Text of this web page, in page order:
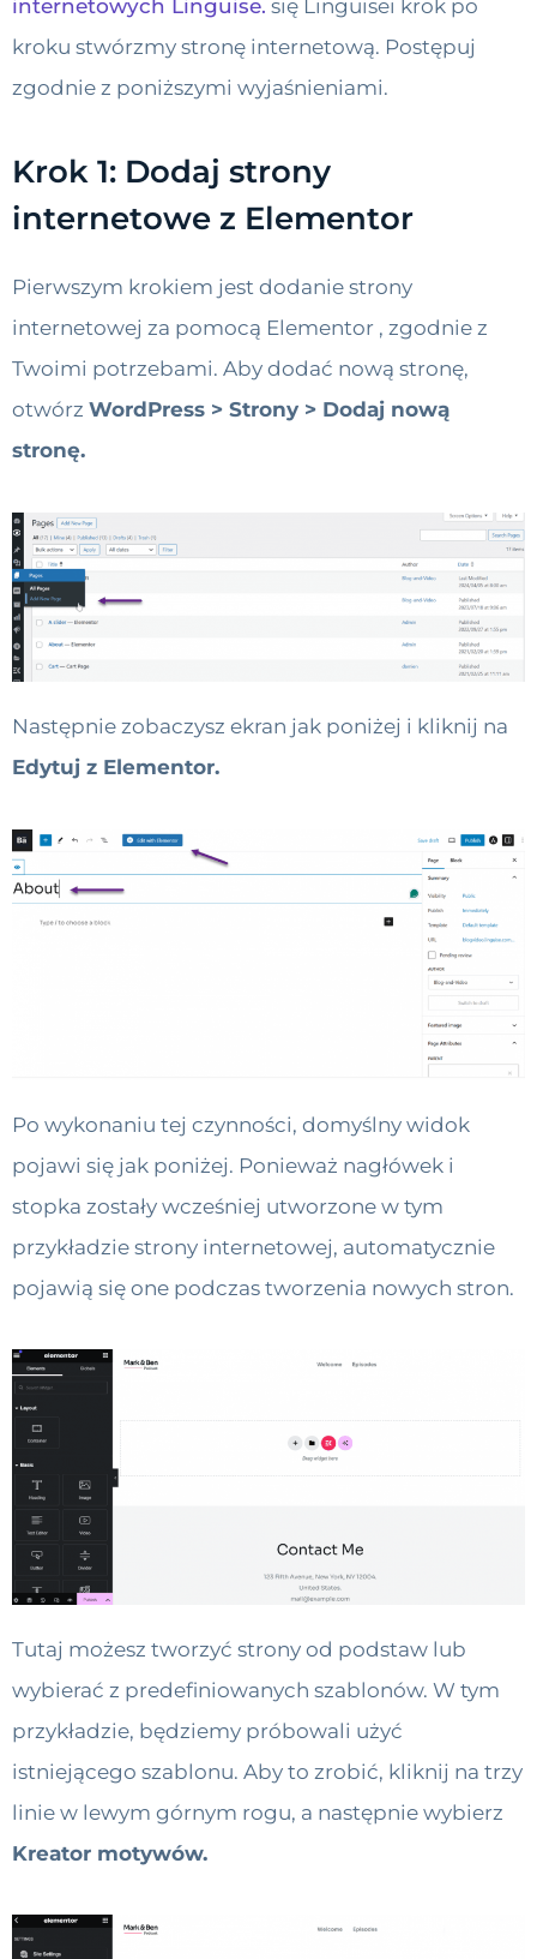
internetowych Linguise. się Linguisei krok po
kroku stwórzmy stronę internetową. Postępuj
zgodnie z poniższymi wyjaśnieniami.
Krok 1: Dodaj strony
internetowe z Elementor
Pierwszym krokiem jest dodanie strony
internetowej za pomocą Elementor , zgodnie z
Twoimi potrzebami. Aby dodać nową stronę,
otwórz WordPress > Strony > Dodaj nową
stronę.
Następnie zobaczysz ekran jak poniżej i kliknij na
Edytuj z Elementor.
Po wykonaniu tej czynności, domyślny widok
pojawi się jak poniżej. Ponieważ nagłówek i
stopka zostały wcześniej utworzone w tym
przykładzie strony internetowej, automatycznie
pojawią się one podczas tworzenia nowych stron.
Tutaj możesz tworzyć strony od podstaw lub
wybierać z predefiniowanych szablonów. W tym
przykładzie, będziemy próbowali użyć
istniejącego szablonu. Aby to zrobić, kliknij na trzy
linie w lewym górnym rogu, a następnie wybierz
Kreator motywów.